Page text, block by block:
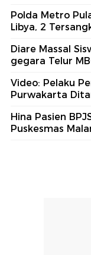
Polda Metro
Libya, 2
Diare Massal
gegara Telur
Video: Pelaku
Purwakarta
Hina Pasien
Puskesmas